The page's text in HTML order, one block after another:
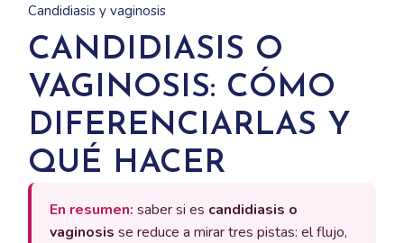
Candidiasis y vaginosis
CANDIDIASIS O
VAGINOSIS: CÓMO
DIFERENCIARLAS Y
QUÉ HACER
En resumen: saber si es candidiasis o
vaginosis se reduce a mirar tres pistas: el flujo,